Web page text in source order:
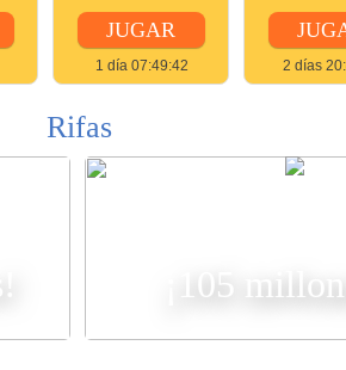
JUGAR
1 día 07:49:42 2 días
Rifas
¡105